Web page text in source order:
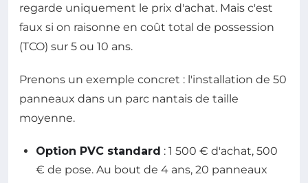
regarde uniquement le prix d'achat. Mais c'est
faux si on raisonne en coût total de possession
(TCO) sur 5 ou 10 ans.
Prenons un exemple concret : l'installation de 50
panneaux dans un parc nantais de taille
moyenne.
Option PVC standard : 1 500 € d'achat, 500
€ de pose. Au bout de 4 ans, 20 panneaux